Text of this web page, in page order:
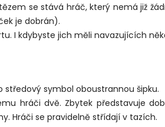
se stává hráč, který nemá již
je dobrán).
I kdybyste jich měli navazujících
symbol oboustrannou šipku.
hráči dvě. Zbytek představuje
Hráči se pravidelně střídají v tazích.